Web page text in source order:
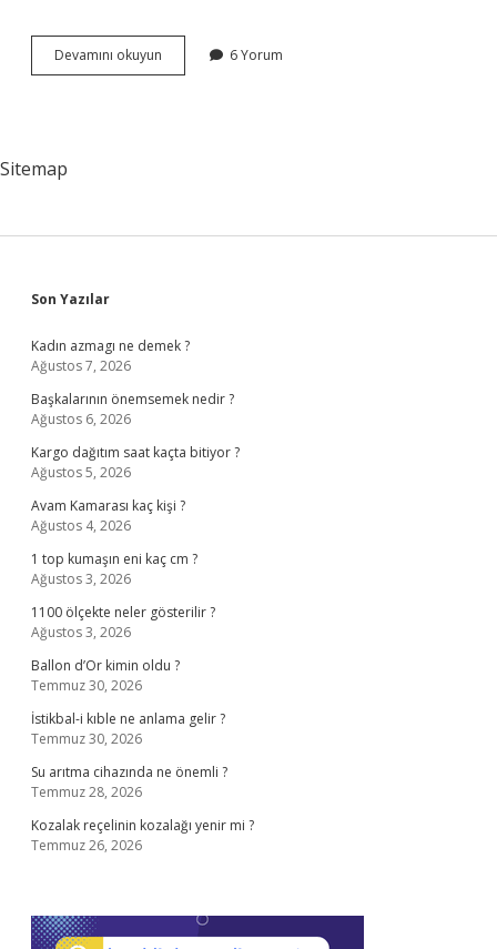
Devamını okuyun
Arama
6 Yorum
Sitemap
Sidebar
Son Yazılar
Kadın azmagı ne demek ?
Ağustos 7, 2026
Başkalarının önemsemek nedir ?
Ağustos 6, 2026
Kargo dağıtım saat kaçta bitiyor ?
Ağustos 5, 2026
Avam Kamarası kaç kişi ?
Ağustos 4, 2026
1 top kumaşın eni kaç cm ?
Ağustos 3, 2026
1100 ölçekte neler gösterilir ?
Ağustos 3, 2026
Ballon d’Or kimin oldu ?
Temmuz 30, 2026
İstikbal-i kıble ne anlama gelir ?
Temmuz 30, 2026
Su arıtma cihazında ne önemli ?
Temmuz 28, 2026
Kozalak reçelinin kozalağı yenir mi ?
Temmuz 26, 2026